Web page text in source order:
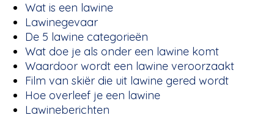
Wat is een lawine
Lawinegevaar
De 5 lawine categorieën
Wat doe je als onder een lawine komt
Waardoor wordt een lawine veroorzaakt
Film van skiër die uit lawine gered wordt
Hoe overleef je een lawine
Lawineberichten